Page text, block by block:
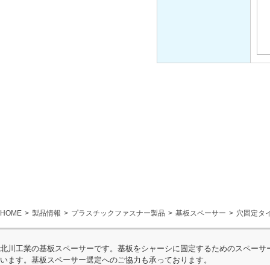
HOME 製品情報 プラスチックファスナー製品 基板スペーサー 穴固定タ
北川工業の基板スペーサーです。基板をシャーシに固定するためのスペー
います。基板スペーサー選定へのご協力も承っております。